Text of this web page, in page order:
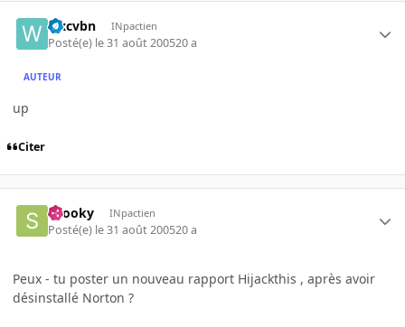
wxcvbn INpactien
Posté(e) le 31 août 200520 a
AUTEUR
up
Citer
snooky INpactien
Posté(e) le 31 août 200520 a
Peux - tu poster un nouveau rapport Hijackthis , après avoir
désinstallé Norton ?